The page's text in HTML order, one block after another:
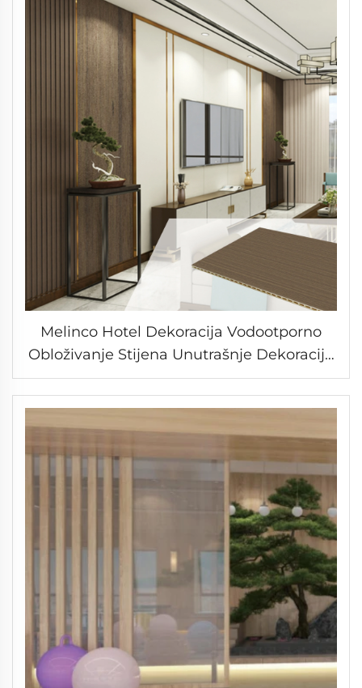
Melinco Hotel Dekoracija Vodootporno
Obloživanje Stijena Unutrašnje Dekoracije
Stijene WPC Ploče Bambus Drevljana
Folija Panela za Dnevnu Sobu